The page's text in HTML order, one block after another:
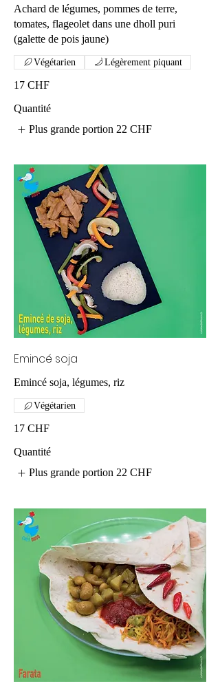
Achard de légumes, pommes de terre,
tomates, flageolet dans une dholl puri
(galette de pois jaune)
17 CHF
Végétarien Légèrement piquant
Quantité
Plus grande portion 22 CHF
Emincé soja
17 CHF
Végétarien
Quantité
Plus grande portion 22 CHF